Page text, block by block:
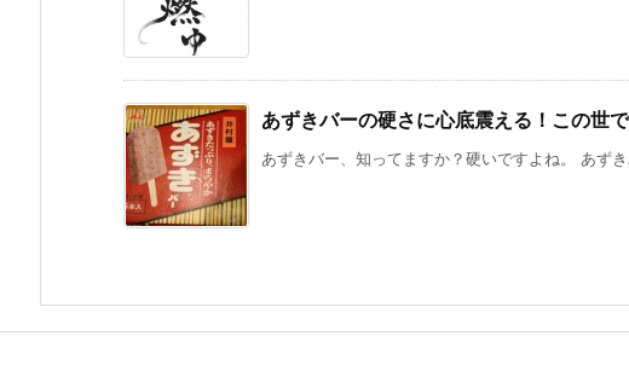
あずきバーの硬さに心底震える！この世
あずきバー、知ってますか？硬いですよね。 あず